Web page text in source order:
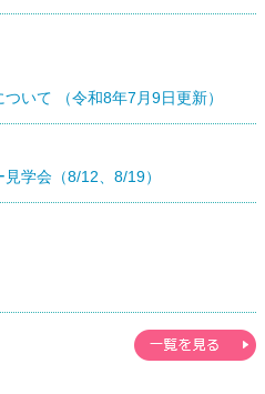
いて （令和8年7月9日更新）
学会（8/12、8/19）